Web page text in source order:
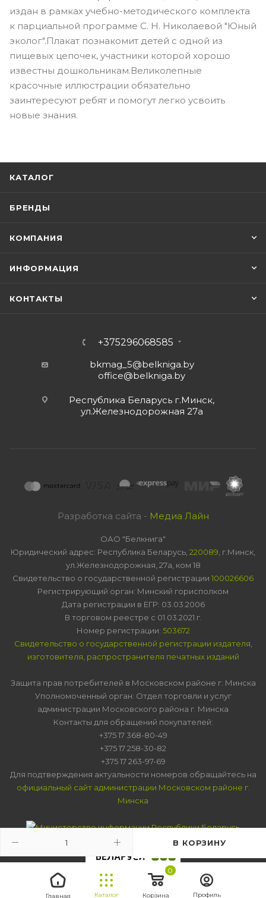
В КОРЗИНУ
издан в рамках учебно-методического комплекта
к парциальной программе С. Н. Николаевой "Юный
эколог".Плакат познакомит детей с одной из
пищевых цепочек, участники которой хорошо
известны дошкольникам.Великолепные
красочные иллюстрации обязательно
заинтересуют ребят и помогут легко усвоить
новые знания.
Главная Каталог Корзина
0
Профиль
КАТАЛОГ
БРЕНДЫ
КОМПАНИЯ
ИНФОРМАЦИЯ
КОНТАКТЫ
+375296068585
bkmag_5@belkniga.by
office@belkniga.by
Республика Беларусь г.Минск,
ул.Железнодорожная 27а
Разработка сайта - Медиа Лайн
ОАО "Белкнига"
Юридический адрес: Республика Беларусь, 220089 , г.Минск,
ул.Железнодорожная, 27а, ком 18
Свидетельство о государственной регистрации 100026606
Регистрирующий орган: Минский горисполком
Дата регистрации в ЕГР: 03.03.2006
В торговом реестре с 01.03.2021 г.
Номер регистрации: 503672
Свидетельство о государственной регистрации издателя,
изготовителя, распространителя печатных изданий
Защита прав потребителей в Московском районе г. Минска
Уполномоченный орган: Отдел торговли и услуг
администрации Московского района г. Минска
Контакты для обращений покупателей:
+375 17 368-80-49
+375 17 258-30-82
+375 17 263-97-69
Для подтверждения актуальности номеров обращайтесь на
официальный сайт администрации Московском районе г.
Минска